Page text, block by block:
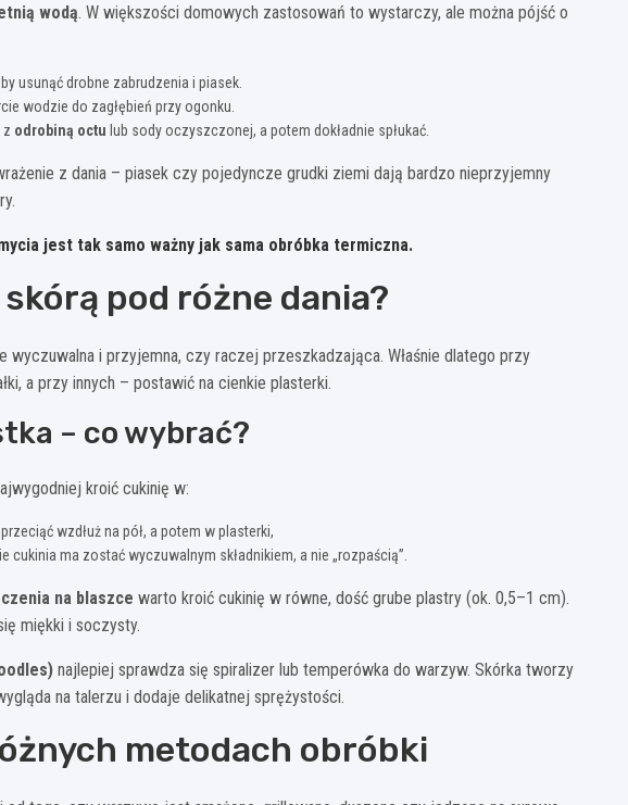
wodą. W większości domowych zastosowań to wystarczy, ale można pójść o
usunąć drobne zabrudzenia i piasek.
wodzie do zagłębień przy ogonku.
z odrobiną octu lub sody oczyszczonej, a potem dokładnie spłukać.
z dania – piasek czy pojedyncze grudki ziemi dają bardzo nieprzyjemny
jest tak samo ważny jak sama obróbka termiczna.
pod różne dania?
wyczuwalna i przyjemna, czy raczej przeszkadzająca. Właśnie dlatego przy
a przy innych – postawić na cienkie plasterki.
– co wybrać?
kroić cukinię w:
wzdłuż na pół, a potem w plasterki,
cukinia ma zostać wyczuwalnym składnikiem, a nie „rozpaścią”.
na blaszce warto kroić cukinię w równe, dość grube plastry (ok. 0,5–1 cm).
miękki i soczysty.
najlepiej sprawdza się spiralizer lub temperówka do warzyw. Skórka tworzy
na talerzu i dodaje delikatnej sprężystości.
metodach obróbki